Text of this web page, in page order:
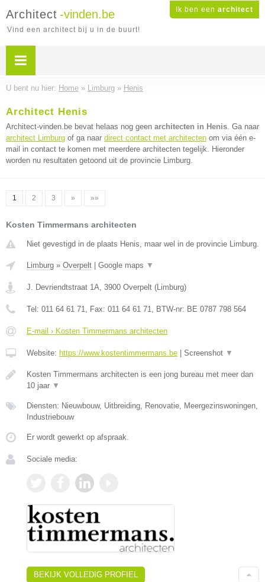
Ik ben een architect
Architect -vinden.be
Vind een architect bij u in de buurt!
U bent nu hier: Home » Limburg » Henis
Architect Henis
Architect-vinden.be bevat helaas nog geen architecten in Henis. Ga naar
architect Limburg of ga naar direct contact met architecten om via één e-
mail in contact te komen met meerdere architecten tegelijk. Hieronder
worden nu resultaten getoond uit de provincie Limburg.
1 2 3 » »»
Kosten Timmermans architecten
Niet gevestigd in de plaats Henis, maar wel in de provincie Limburg.
Limburg » Overpelt Google maps ▼
J. Devriendtstraat 1A, 3900 Overpelt (Limburg)
Tel: 011 64 61 71, Fax: 011 64 61 71, BTW-nr: BE 0787 798 564
E-mail › Kosten Timmermans architecten
Website: https://www.kostentimmermans.be Screenshot ▼
Kosten Timmermans architecten is een jong bureau met meer dan
10 jaar ▼
Diensten: Nieuwbouw, Uitbreiding, Renovatie, Meergezinswoningen,
Industriebouw
Er wordt gewerkt op afspraak.
Sociale media:
BEKIJK VOLLEDIG PROFIEL